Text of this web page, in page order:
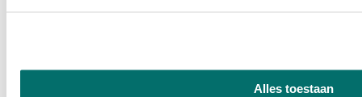
Alles toestaan